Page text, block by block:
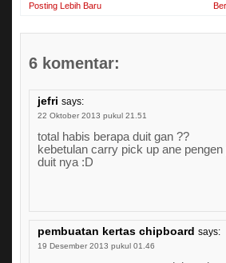
Posting Lebih Baru
6 komentar:
jefri says:
22 Oktober 2013 pukul 21.51
total habis berapa duit gan ??
kebetulan carry pick up ane
duit nya :D
pembuatan kertas chipboard says:
19 Desember 2013 pukul 01.46